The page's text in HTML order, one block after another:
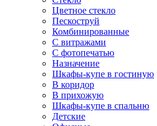
Цветное стекло
Пескоструй
Комбинированные
С витражами
С фотопечатью
Назначение
Шкафы-купе в гостиную
В коридор
В прихожую
Шкафы-купе в спальню
Детские